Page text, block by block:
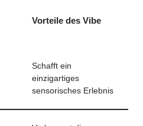
Vorteile des Vibe
Schafft ein
einzigartiges
sensorisches Erlebnis